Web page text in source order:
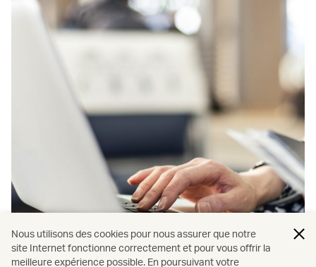
Nous utilisons des cookies pour nous assurer que notre
site Internet fonctionne correctement et pour vous offrir la
meilleure expérience possible. En poursuivant votre